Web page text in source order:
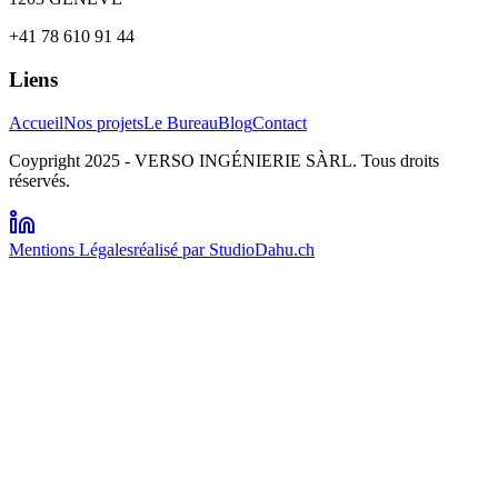
+41 78 610 91 44
Liens
AccueilNos projetsLe BureauBlogContact
Coypright 2025 - VERSO INGÉNIERIE SÀRL. Tous droits
réservés.
Mentions Légalesréalisé par StudioDahu.ch